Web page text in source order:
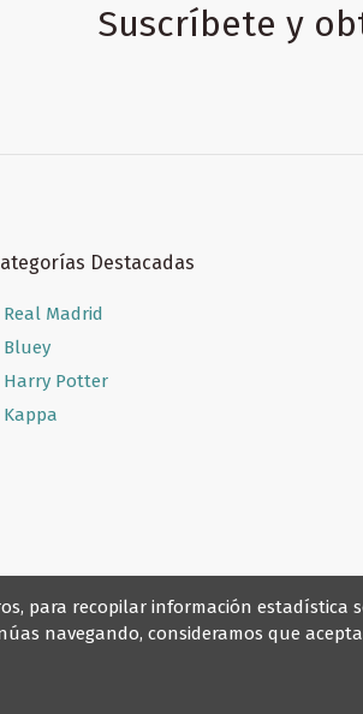
Suscríbete y
Destacadas
Real Madrid
Bluey
Harry Potter
Kappa
para recopilar información
navegando, consideramos que